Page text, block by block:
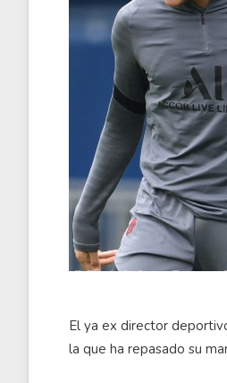
El ya ex director
la que ha repasado su